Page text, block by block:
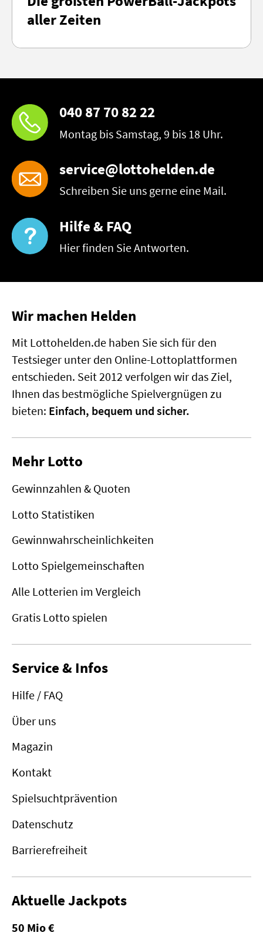
aller Zeiten
040 87 70 82 22
Montag bis Samstag, 9 bis 18 Uhr.
service@lottohelden.de
Schreiben Sie uns gerne eine Mail.
Hilfe & FAQ
Hier finden Sie Antworten.
Wir machen Helden
Mit Lottohelden.de haben Sie sich für den
Testsieger unter den Online-Lottoplattformen
entschieden. Seit 2012 verfolgen wir das Ziel,
Ihnen das bestmögliche Spielvergnügen zu
bieten: Einfach, bequem und sicher.
Mehr Lotto
Gewinnzahlen & Quoten
Lotto Statistiken
Gewinnwahrscheinlichkeiten
Lotto Spielgemeinschaften
Alle Lotterien im Vergleich
Gratis Lotto spielen
Service & Infos
Hilfe / FAQ
Über uns
Magazin
Kontakt
Spielsuchtprävention
Datenschutz
Barrierefreiheit
Aktuelle Jackpots
50 Mio €